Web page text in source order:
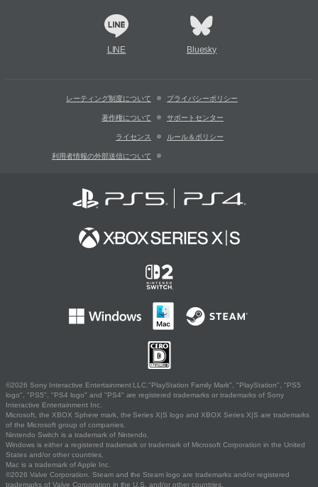
LINE Bluesky
レーティング制度について プライバシーポリシー
著作権について サポートセンター
ライセンス ルール＆ポリシー
利用者情報の外部送信について
©2026 Sony Interactive Entertainment LLC."PlayStation Family Mark", "PlayStation", "PS5
logo", "PS5", "PS4 logo" and "PS4" are registered trademarks or trademarks of Sony
Interactive Entertainment Inc.
Microsoft, the XBOX Sphere mark, the Series X|S logo and XBOX Series X|S are trademarks
of the Microsoft group of companies.
Nintendo Switch is a trademark of Nintendo.
Windows is either a registered trademark or trademark of Microsoft Corporation in the United
States and/or other countries.
Mac is a trademark of Apple Inc.
©2026 Valve Corporation. Steam and the Steam logo are trademarks and/or registered
trademarks of Valve Corporation in the U.S. and/or other countries.